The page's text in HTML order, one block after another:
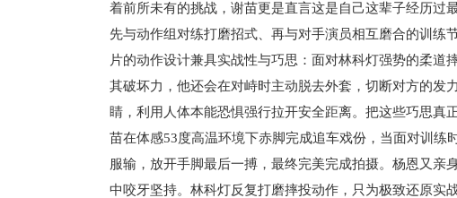
着前所未有的挑战，谢苗更是直言这是自己这辈子经历过
先与动作组对练打磨招式、再与对手演员相互磨合的训练
片的动作设计兼具实战性与巧思：面对林科灯强势的柔
其破坏力，他还会在对峙时主动脱去外套，切断对方的发
睛，利用人体本能恐惧强行拉开安全距离。把这些巧思真
苗在体感53度高温环境下赤脚完成追车戏份，当面对训练
服输，放开手脚最后一搏，最终完美完成拍摄。杨恩又
中咬牙坚持。林科灯反复打磨摔投动作，只为极致还原实